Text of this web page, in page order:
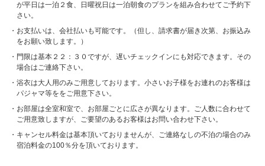
が平日は一泊２食、日曜祝日は一泊朝食のプランを組み合わせてご予約下
さい。
お支払いは、会社払いも可能です。（但し、請求書が届き次第、お振込み
をお願い致します。）
門限は基本２２：３０ですが、遅いチェックインにも対応できます。その
場合はご連絡下さい。
浴衣は大人用のみご用意しております。小さいお子様をお連れのお客様は
パジャマ等ををご用意下さい。
お部屋は全室和室で、お部屋ごとに広さが異なります。ご人数に合わせて
ご用意致しますが、ご要望のあるお客様はお問い合わせ下さい。
キャンセル料金は基本頂いておりませんが、ご連絡なしの不泊の場合のみ
宿泊料金の100％分を頂いております。